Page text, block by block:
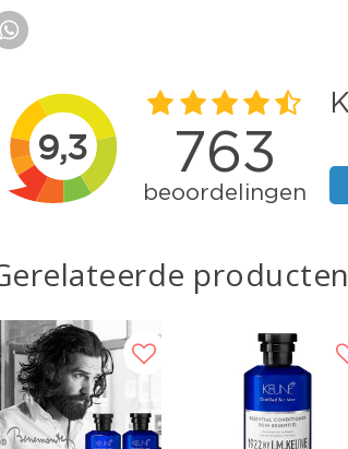
producten